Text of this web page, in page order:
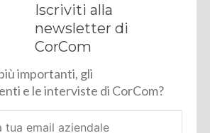
Iscriviti alla
newsletter di
CorCom
importanti, gli
e le interviste di CorCom?